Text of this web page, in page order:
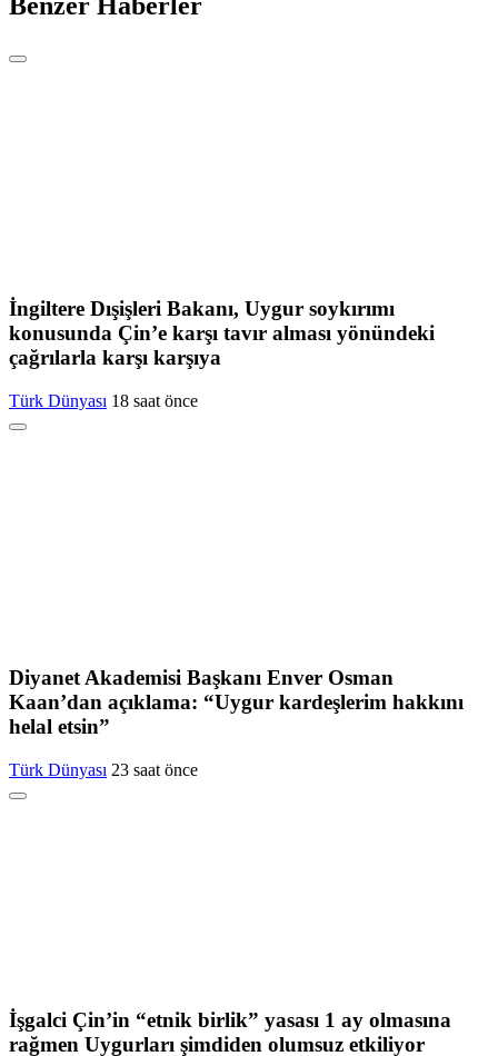
İngiltere Dışişleri Bakanı, Uygur soykırımı
konusunda Çin’e karşı tavır alması yönündeki
çağrılarla karşı karşıya
Türk Dünyası 18 saat önce
Diyanet Akademisi Başkanı Enver Osman
Kaan’dan açıklama: “Uygur kardeşlerim hakkını
helal etsin”
Türk Dünyası 23 saat önce
İşgalci Çin’in “etnik birlik” yasası 1 ay olmasına
rağmen Uygurları şimdiden olumsuz etkiliyor